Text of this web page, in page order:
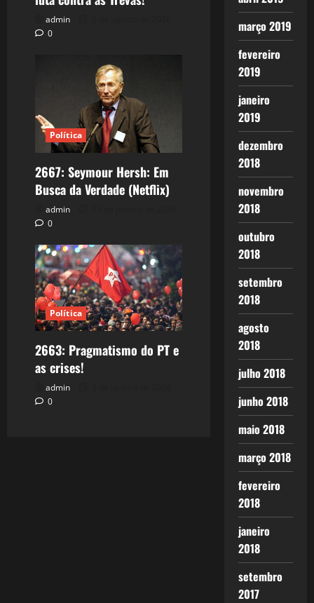
admin
0
Política
2667: Seymour Hersh: Em
Busca da Verdade (Netflix)
admin
0
Política
2663: Pragmatismo do PT e
as crises!
admin
0
março 2019
fevereiro
2019
janeiro
2019
dezembro
2018
novembro
2018
outubro
2018
setembro
2018
agosto
2018
julho 2018
junho 2018
maio 2018
março 2018
fevereiro
2018
janeiro
2018
setembro
2017